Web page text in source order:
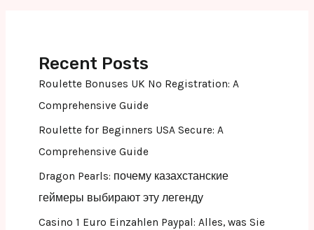
Recent Posts
Roulette Bonuses UK No Registration: A
Comprehensive Guide
Roulette for Beginners USA Secure: A
Comprehensive Guide
Dragon Pearls: почему казахстанские
геймеры выбирают эту легенду
Casino 1 Euro Einzahlen Paypal: Alles, was Sie